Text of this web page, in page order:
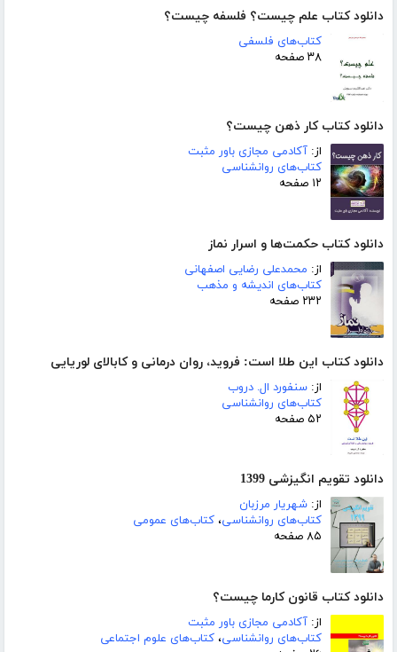
دانلود کتاب علم چیست؟ فلسفه چیست؟
کتاب‌های فلسفی
۳۸ صفحه
دانلود کتاب کار ذهن چیست؟
از: آکادمی مجازی باور مثبت
کتاب‌های روانشناسی
۱۲ صفحه
دانلود کتاب حکمت‌ها و اسرار نماز
از: محمدعلی رضایی اصفهانی
کتاب‌های اندیشه و مذهب
۲۳۲ صفحه
دانلود کتاب این طلا است: فروید، روان‌ درمانی و کابالای لوریایی
از: سنفورد ال. دروب
کتاب‌های روانشناسی
۵۲ صفحه
دانلود تقویم انگیزشی 1399
از: شهریار مرزبان
کتاب‌های روانشناسی، کتاب‌های عمومی
۸۵ صفحه
دانلود کتاب قانون کارما چیست؟
از: آکادمی مجازی باور مثبت
کتاب‌های روانشناسی، کتاب‌های علوم اجتماعی